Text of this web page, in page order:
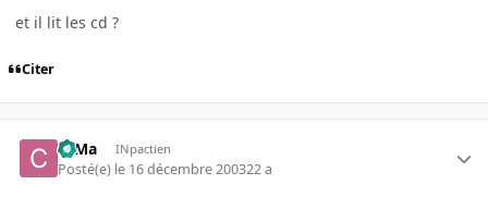
et il lit les cd ?
Citer
c0Ma INpactien
Posté(e) le 16 décembre 200322 a